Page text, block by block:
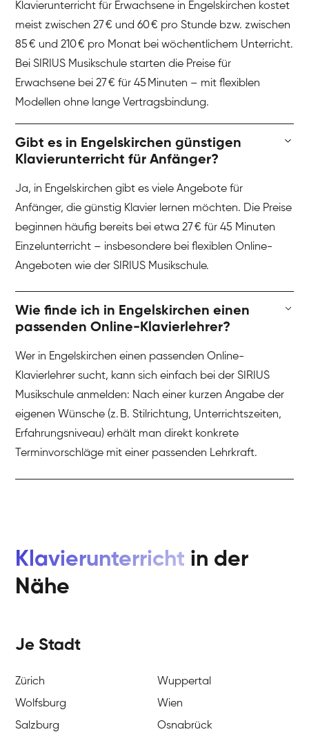
Klavierunterricht für Erwachsene in Engelskirchen kostet
meist zwischen 27 € und 60 € pro Stunde bzw. zwischen
85 € und 210 € pro Monat bei wöchentlichem Unterricht.
Bei SIRIUS Musikschule starten die Preise für
Erwachsene bei 27 € für 45 Minuten – mit flexiblen
Modellen ohne lange Vertragsbindung.
Gibt es in Engelskirchen günstigen
Klavierunterricht für Anfänger?
Ja, in Engelskirchen gibt es viele Angebote für
Anfänger, die günstig Klavier lernen möchten. Die Preise
beginnen häufig bereits bei etwa 27 € für 45 Minuten
Einzelunterricht – insbesondere bei flexiblen Online-
Angeboten wie der SIRIUS Musikschule.
Wie finde ich in Engelskirchen einen
passenden Online-Klavierlehrer?
Wer in Engelskirchen einen passenden Online-
Klavierlehrer sucht, kann sich einfach bei der SIRIUS
Musikschule anmelden: Nach einer kurzen Angabe der
eigenen Wünsche (z. B. Stilrichtung, Unterrichtszeiten,
Erfahrungsniveau) erhält man direkt konkrete
Terminvorschläge mit einer passenden Lehrkraft.
Klavierunterricht in der
Nähe
Je Stadt
Zürich
Wuppertal
Wolfsburg
Wien
Salzburg
Osnabrück